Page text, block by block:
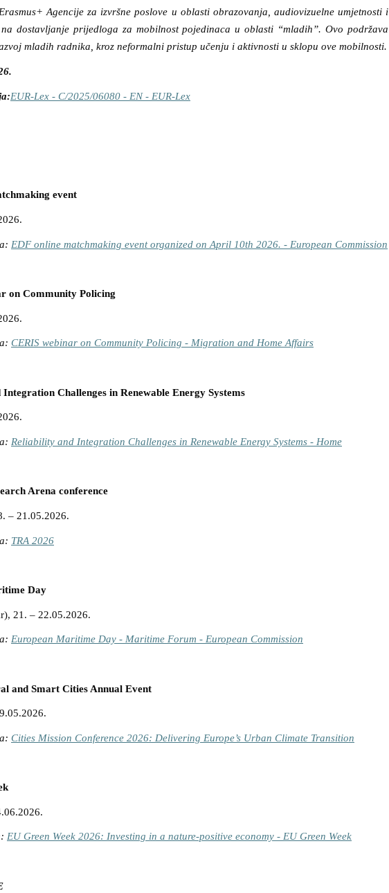
Agencije za izvršne poslove u oblasti obrazovanja, audiovizuelne umjetnosti i
dostavljanje prijedloga za mobilnost pojedinaca u oblasti “mladih”. Ovo podržava
mladih radnika, kroz neformalni pristup učenju i aktivnosti u sklopu ove mobilnosti.
EUR-Lex - C/2025/06080 - EN - EUR-Lex
event
EDF online matchmaking event organized on April 10th 2026. - European Commission
on Community Policing
CERIS webinar on Community Policing - Migration and Home Affairs
Challenges in Renewable Energy Systems
Reliability and Integration Challenges in Renewable Energy Systems - Home
Arena conference
– 21.05.2026.
TRA 2026
Day
21. – 22.05.2026.
European Maritime Day - Maritime Forum - European Commission
and Smart Cities Annual Event
Cities Mission Conference 2026: Delivering Europe’s Urban Climate Transition
EU Green Week 2026: Investing in a nature-positive economy - EU Green Week